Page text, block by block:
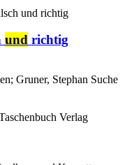
und richtig
; Gruner, Stephan Suche
Verlag